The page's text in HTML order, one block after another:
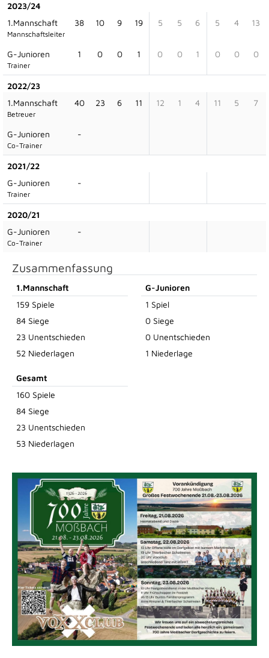
2023/24
1.Mannschaft
Mannschaftsleiter
38 10 9 19 5 5 6 5 4 13
G-Junioren
Trainer
1 0 0 1 0 0 1 0 0 0
2022/23
1.Mannschaft
Betreuer
40 23 6 11 12 1 4 11 5 7
G-Junioren
Co-Trainer
-
2021/22
G-Junioren
Trainer
-
2020/21
G-Junioren
Co-Trainer
-
Zusammenfassung
1.Mannschaft
159 Spiele
84 Siege
23 Unentschieden
52 Niederlagen
G-Junioren
1 Spiel
0 Siege
0 Unentschieden
1 Niederlage
Gesamt
160 Spiele
84 Siege
23 Unentschieden
53 Niederlagen